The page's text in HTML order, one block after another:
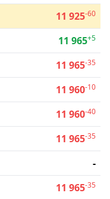
11 925-60
11 965+5
11 965-35
11 960-10
11 960-40
11 965-35
-
11 965-35